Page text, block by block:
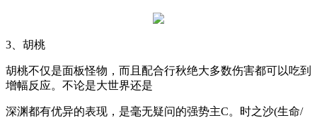
3 、胡桃
胡桃不仅是面板怪物，而且配合行秋绝大多数伤害都可以吃到
增幅反应。不论是大世界还是
深渊都有优异的表现，是毫无疑问的强势主C。时之沙(生命/